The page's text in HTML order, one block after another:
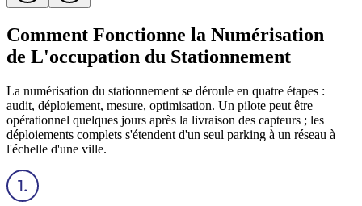
Comment Fonctionne la Numérisation
de L'occupation du Stationnement
La numérisation du stationnement se déroule en quatre étapes :
audit, déploiement, mesure, optimisation. Un pilote peut être
opérationnel quelques jours après la livraison des capteurs ; les
déploiements complets s'étendent d'un seul parking à un réseau à
l'échelle d'une ville.